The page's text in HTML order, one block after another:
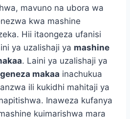
mavuno na ubora wa
kwa mashine
Hii itaongeza ufanisi
ya uzalishaji ya mashine
. Laini ya uzalishaji ya
makaa inachukua
ili kukidhi mahitaji ya
Inaweza kufanya
kuimarishwa mara